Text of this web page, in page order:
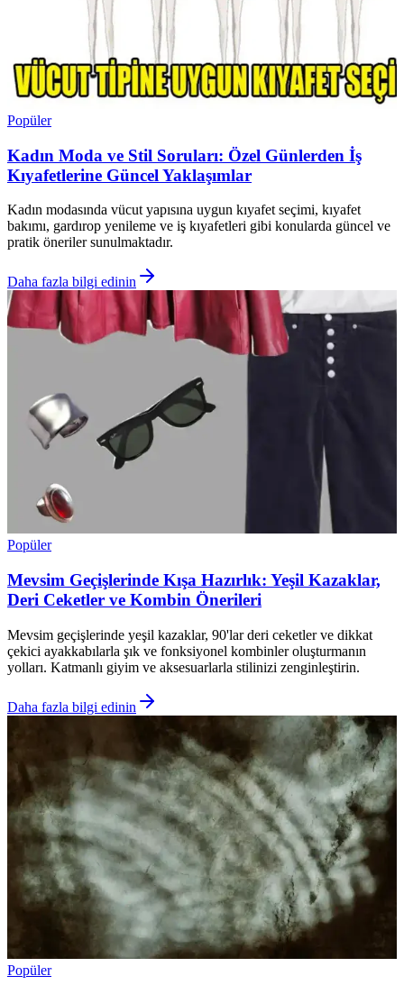
Popüler
Kadın Moda ve Stil Soruları: Özel Günlerden İş
Kıyafetlerine Güncel Yaklaşımlar
Kadın modasında vücut yapısına uygun kıyafet seçimi, kıyafet
bakımı, gardırop yenileme ve iş kıyafetleri gibi konularda güncel ve
pratik öneriler sunulmaktadır.
Daha fazla bilgi edinin
Popüler
Mevsim Geçişlerinde Kışa Hazırlık: Yeşil Kazaklar,
Deri Ceketler ve Kombin Önerileri
Mevsim geçişlerinde yeşil kazaklar, 90'lar deri ceketler ve dikkat
çekici ayakkabılarla şık ve fonksiyonel kombinler oluşturmanın
yolları. Katmanlı giyim ve aksesuarlarla stilinizi zenginleştirin.
Daha fazla bilgi edinin
Popüler